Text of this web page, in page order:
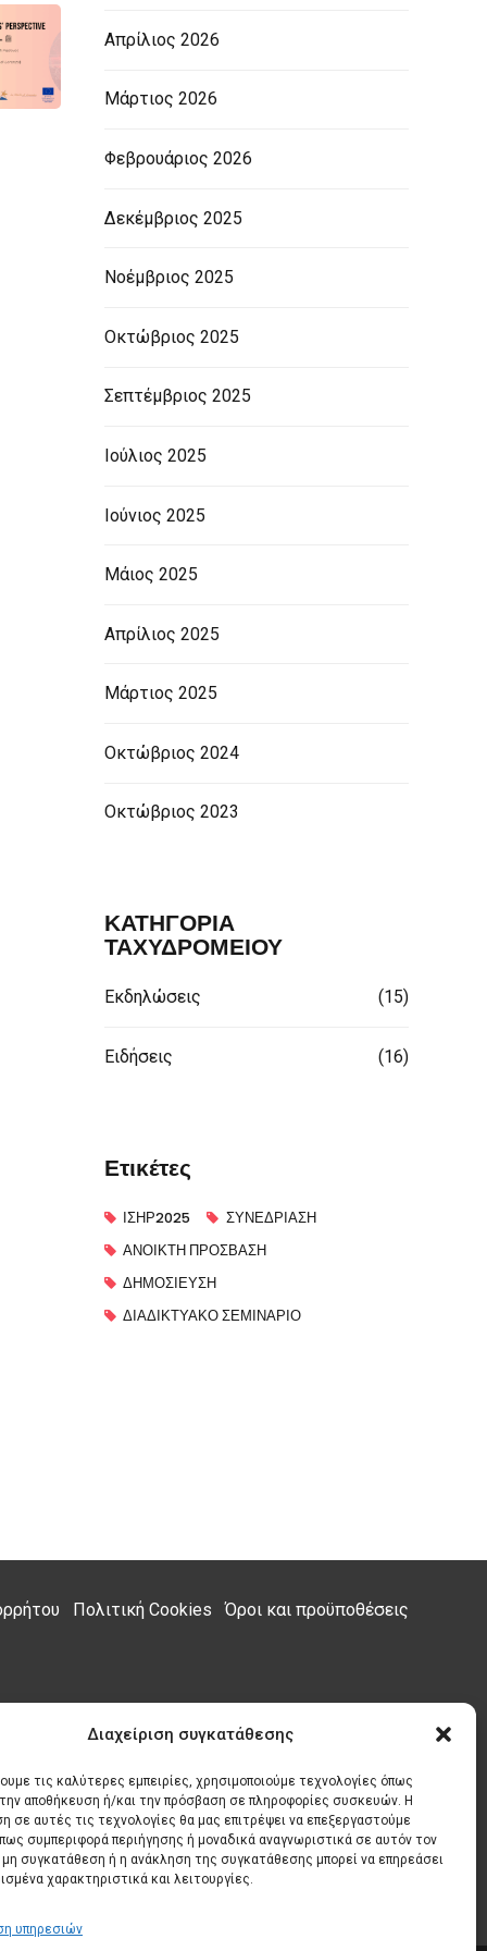
Διαχείριση συγκατάθεσης
τις καλύτερες εμπειρίες, χρησιμοποιούμε τεχνολογίες όπως
αποθήκευση ή/και την πρόσβαση σε πληροφορίες συσκευών. Η
σε αυτές τις τεχνολογίες θα μας επιτρέψει να επεξεργαστούμε
συμπεριφορά περιήγησης ή μοναδικά αναγνωριστικά σε αυτόν τον
συγκατάθεση ή η ανάκληση της συγκατάθεσης μπορεί να επηρεάσει
χαρακτηριστικά και λειτουργίες.
υπηρεσιών
Απρίλιος 2026
Μάρτιος 2026
Φεβρουάριος 2026
Δεκέμβριος 2025
Νοέμβριος 2025
Οκτώβριος 2025
Σεπτέμβριος 2025
Ιούλιος 2025
Ιούνιος 2025
Μάιος 2025
Απρίλιος 2025
Μάρτιος 2025
Οκτώβριος 2024
Οκτώβριος 2023
ΚΑΤΗΓΟΡΙΑ
ΤΑΧΥΔΡΟΜΕΙΟΥ
Εκδηλώσεις (15)
Ειδήσεις (16)
Ετικέτες
ΙΣΗΡ2025
ΣΥΝΕΔΡΊΑΣΗ
ΑΝΟΙΚΤΉ ΠΡΌΣΒΑΣΗ
ΔΗΜΟΣΊΕΥΣΗ
ΔΙΑΔΙΚΤΥΑΚΌ ΣΕΜΙΝΆΡΙΟ
Πολιτική Cookies Όροι και προϋποθέσεις